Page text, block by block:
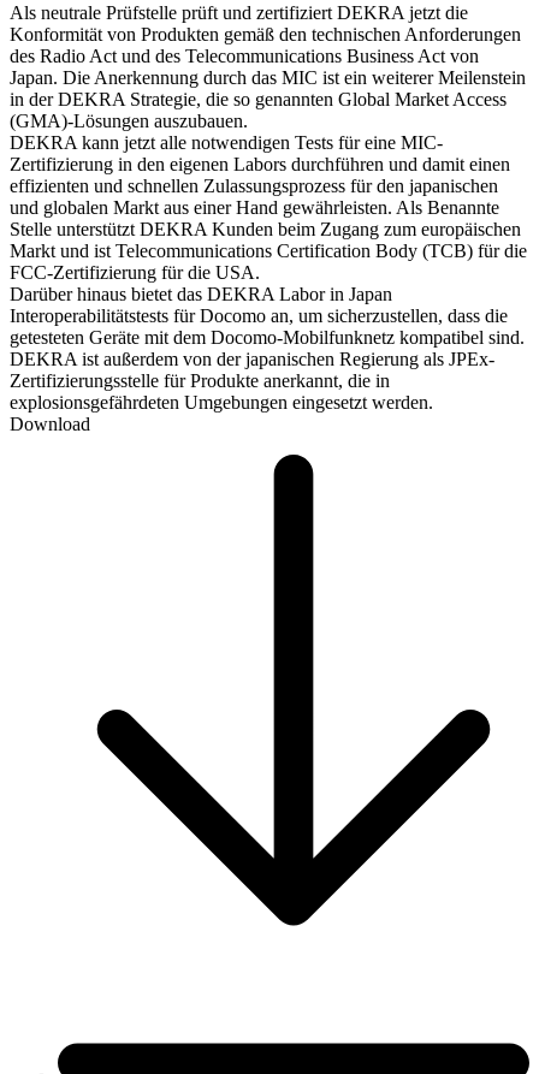
Als neutrale Prüfstelle prüft und zertifiziert DEKRA jetzt die
Konformität von Produkten gemäß den technischen Anforderungen
des Radio Act und des Telecommunications Business Act von
Japan. Die Anerkennung durch das MIC ist ein weiterer Meilenstein
in der DEKRA Strategie, die so genannten Global Market Access
(GMA)-Lösungen auszubauen.
DEKRA kann jetzt alle notwendigen Tests für eine MIC-
Zertifizierung in den eigenen Labors durchführen und damit einen
effizienten und schnellen Zulassungsprozess für den japanischen
und globalen Markt aus einer Hand gewährleisten. Als Benannte
Stelle unterstützt DEKRA Kunden beim Zugang zum europäischen
Markt und ist Telecommunications Certification Body (TCB) für die
FCC-Zertifizierung für die USA.
Darüber hinaus bietet das DEKRA Labor in Japan
Interoperabilitätstests für Docomo an, um sicherzustellen, dass die
getesteten Geräte mit dem Docomo-Mobilfunknetz kompatibel sind.
DEKRA ist außerdem von der japanischen Regierung als JPEx-
Zertifizierungsstelle für Produkte anerkannt, die in
explosionsgefährdeten Umgebungen eingesetzt werden.
Download